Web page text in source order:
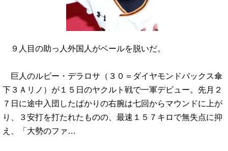
９人目の助っ人外国人がベールを脱いだ。
巨人のルビー・デラロサ（３０＝ダイヤモンドバックス傘
下３Ａリノ）が１５日のヤクルト戦で一軍デビュー。先月２
７日に途中入団したばかりの右腕は七回からマウンドに上が
り、３安打を打たれたものの、最速１５７キロで無失点に抑
え、「大勢のファ…